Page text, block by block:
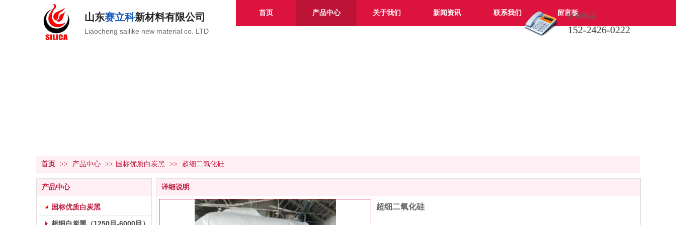
山东赛立科新材料有限公司
Liaocheng sailike new material co. LTD 152-2426-0222
联系电话：
首页 产品中心 关于我们 新闻资讯 联系我们 留言板
首页 >> 产品中心 >> 国标优质白炭黑 >> 超细二氧化硅
产品中心
国标优质白炭黑
详细说明
超细二氧化硅